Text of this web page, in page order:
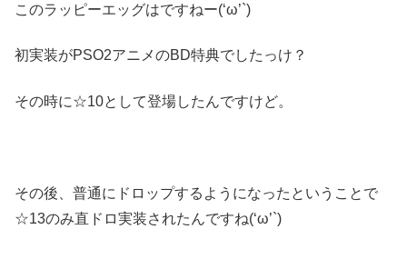
このラッピーエッグはですねー(‘ω’`)
初実装がPSO2アニメのBD特典でしたっけ？
その時に☆10として登場したんですけど。
その後、普通にドロップするようになったということで
☆13のみ直ドロ実装されたんですね(‘ω’`)